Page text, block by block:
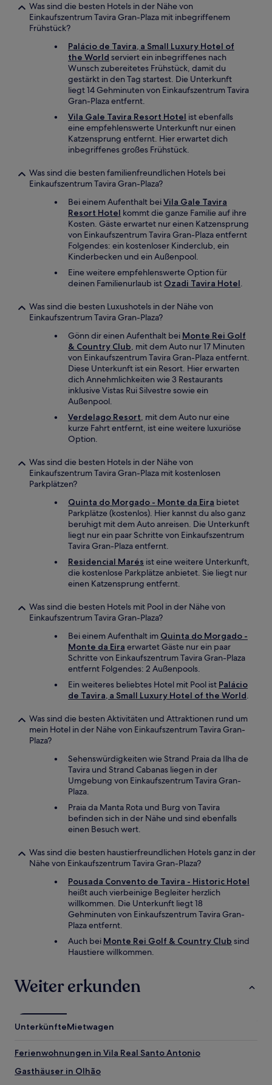
Was sind die besten Hotels in der Nähe von
Einkaufszentrum Tavira Gran-Plaza mit inbegriffenem
Frühstück?
Palácio de Tavira, a Small Luxury Hotel of
the World serviert ein inbegriffenes nach
Wunsch zubereitetes Frühstück, damit du
gestärkt in den Tag startest. Die Unterkunft
liegt 14 Gehminuten von Einkaufszentrum Tavira
Gran-Plaza entfernt.
Vila Gale Tavira Resort Hotel ist ebenfalls
eine empfehlenswerte Unterkunft nur einen
Katzensprung entfernt. Hier erwartet dich
inbegriffenes großes Frühstück.
Was sind die besten familienfreundlichen Hotels bei
Einkaufszentrum Tavira Gran-Plaza?
Bei einem Aufenthalt beiVila Gale Tavira
Resort Hotel kommt die ganze Familie auf ihre
Kosten. Gäste erwartet nur einen Katzensprung
von Einkaufszentrum Tavira Gran-Plaza entfernt
Folgendes: ein kostenloser Kinderclub, ein
Kinderbecken und ein Außenpool.
Eine weitere empfehlenswerte Option für
deinen Familienurlaub ist Ozadi Tavira Hotel.
Was sind die besten Luxushotels in der Nähe von
Einkaufszentrum Tavira Gran-Plaza?
Gönn dir einen Aufenthalt bei Monte Rei Golf
& Country Club, mit dem Auto nur 17 Minuten
von Einkaufszentrum Tavira Gran-Plaza entfernt.
Diese Unterkunft ist ein Resort. Hier erwarten
dich Annehmlichkeiten wie 3 Restaurants
inklusive Vistas Rui Silvestre sowie ein
Außenpool.
Verdelago Resort, mit dem Auto nur eine
kurze Fahrt entfernt, ist eine weitere luxuriöse
Option.
Was sind die besten Hotels in der Nähe von
Einkaufszentrum Tavira Gran-Plaza mit kostenlosen
Parkplätzen?
Quinta do Morgado - Monte da Eira bietet
Parkplätze (kostenlos). Hier kannst du also ganz
beruhigt mit dem Auto anreisen. Die Unterkunft
liegt nur ein paar Schritte von Einkaufszentrum
Tavira Gran-Plaza entfernt.
Residencial Marés ist eine weitere Unterkunft,
die kostenlose Parkplätze anbietet. Sie liegt nur
einen Katzensprung entfernt.
Was sind die besten Hotels mit Pool in der Nähe von
Einkaufszentrum Tavira Gran-Plaza?
Bei einem Aufenthalt im Quinta do Morgado -
Monte da Eira erwartet Gäste nur ein paar
Schritte von Einkaufszentrum Tavira Gran-Plaza
entfernt Folgendes: 2 Außenpools.
Ein weiteres beliebtes Hotel mit Pool ist Palácio
de Tavira, a Small Luxury Hotel of the World.
Was sind die besten Aktivitäten und Attraktionen rund um
mein Hotel in der Nähe von Einkaufszentrum Tavira Gran-
Plaza?
Sehenswürdigkeiten wie Strand Praia da Ilha de
Tavira und Strand Cabanas liegen in der
Umgebung von Einkaufszentrum Tavira Gran-
Plaza.
Praia da Manta Rota und Burg von Tavira
befinden sich in der Nähe und sind ebenfalls
einen Besuch wert.
Was sind die besten haustierfreundlichen Hotels ganz in der
Nähe von Einkaufszentrum Tavira Gran-Plaza?
Pousada Convento de Tavira - Historic Hotel
heißt auch vierbeinige Begleiter herzlich
willkommen. Die Unterkunft liegt 18
Gehminuten von Einkaufszentrum Tavira Gran-
Plaza entfernt.
Auch bei Monte Rei Golf & Country Club sind
Haustiere willkommen.
Weiter erkunden
UnterkünfteMietwagen
Ferienwohnungen in Vila Real Santo Antonio
Gasthäuser in Olhão